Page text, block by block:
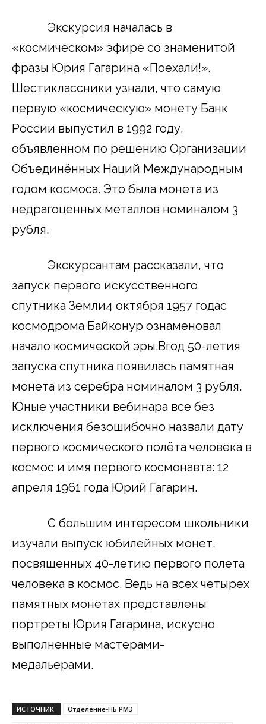
Экскурсия началась в
«космическом» эфире со знаменитой
фразы Юрия Гагарина «Поехали!».
Шестиклассники узнали, что самую
первую «космическую» монету Банк
России выпустил в 1992 году,
объявленном по решению Организации
Объединённых Наций Международным
годом космоса. Это была монета из
недрагоценных металлов номиналом 3
рубля.
Экскурсантам рассказали, что
запуск первого искусственного
спутника Земли4 октября 1957 годас
космодрома Байконур ознаменовал
начало космической эры.Вгод 50-летия
запуска спутника появилась памятная
монета из серебра номиналом 3 рубля.
Юные участники вебинара все без
исключения безошибочно назвали дату
первого космического полёта человека в
космос и имя первого космонавта: 12
апреля 1961 года Юрий Гагарин.
С большим интересом школьники
изучали выпуск юбилейных монет,
посвященных 40-летию первого полета
человека в космос. Ведь на всех четырех
памятных монетах представлены
портреты Юрия Гагарина, искусно
выполненные мастерами-
медальерами.
ИСТОЧНИК Отделение-НБ РМЭ